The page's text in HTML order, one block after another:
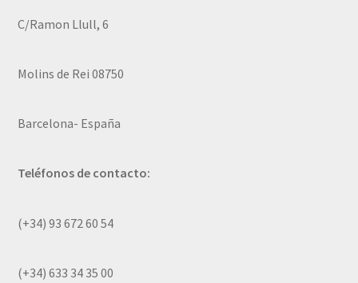
C/Ramon Llull, 6
Molins de Rei 08750
Barcelona- España
Teléfonos de contacto:
(+34) 93 672 60 54
(+34) 633 34 35 00